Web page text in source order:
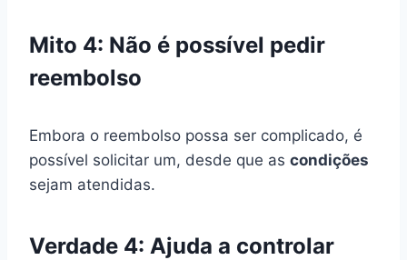
Mito 4: Não é possível pedir
reembolso
Embora o reembolso possa ser complicado, é
possível solicitar um, desde que as condições
sejam atendidas.
Verdade 4: Ajuda a controlar